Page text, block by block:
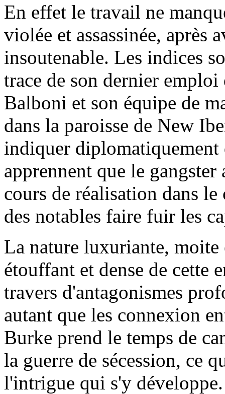
En effet le travail ne
violée et assassinée, après
insoutenable. Les indices
trace de son dernier emploi
Balboni et son équipe de
dans la paroisse de New
indiquer
apprennent que le
cours de réalisation dans
des notables faire fuir les
La nature luxuriante, moite
étouffant et dense de cette
travers d'antagonismes
autant que les connexion
Burke prend le temps de
la guerre de sécession, ce
l'intrigue qui s'y développe.